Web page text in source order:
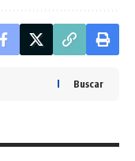
Buscar